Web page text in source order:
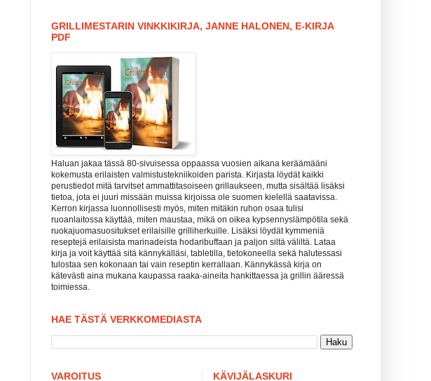
GRILLIMESTARIN VINKKIKIRJA, JANNE HALONEN, E-KIRJA
PDF
Haluan jakaa tässä 80-sivuisessa oppaassa vuosien aikana keräämääni
kokemusta erilaisten valmistustekniikoiden parista. Kirjasta löydät kaikki
perustiedot mitä tarvitset ammattitasoiseen grillaukseen, mutta sisältää lisäksi
tietoa, jota ei juuri missään muissa kirjoissa ole suomen kielellä saatavissa.
Kerron kirjassa luonnollisesti myös, miten mitäkin ruhon osaa tulisi
ruoanlaitossa käyttää, miten maustaa, mikä on oikea kypsennyslämpötila sekä
ruokajuomasuositukset erilaisille grilliherkuille. Lisäksi löydät kymmeniä
reseptejä erilaisista marinadeista hodaribuffaan ja paljon siltä väliltä. Lataa
kirja ja voit käyttää sitä kännykälläsi, tabletilla, tietokoneella sekä halutessasi
tulostaa sen kokonaan tai vain reseptin kerrallaan. Kännykässä kirja on
kätevästi aina mukana kaupassa raaka-aineita hankittaessa ja grillin ääressä
toimiessa.
HAE TÄSTÄ VERKKOMEDIASTA
VAROITUS KÄVIJÄLASKURI